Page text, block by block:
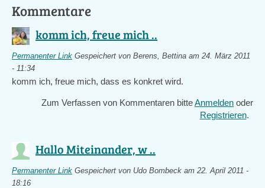
Kommentare
komm ich, freue mich ..
Permanenter Link Gespeichert von Berens, Bettina am 24. März 2011
- 11:34
komm ich, freue mich, dass es konkret wird.
Zum Verfassen von Kommentaren bitteAnmelden oder
Registrieren.
Hallo Miteinander, w ..
Permanenter Link Gespeichert von Udo Bombeck am 22. April 2011 -
18:16